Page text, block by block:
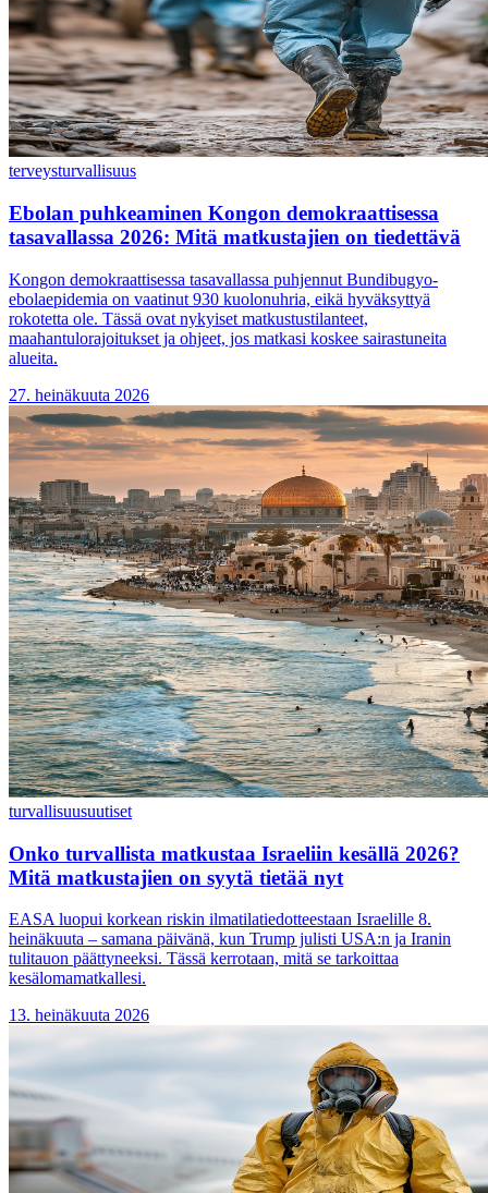
terveysturvallisuus
Ebolan puhkeaminen Kongon demokraattisessa
tasavallassa 2026: Mitä matkustajien on tiedettävä
Kongon demokraattisessa tasavallassa puhjennut Bundibugyo-
ebolaepidemia on vaatinut 930 kuolonuhria, eikä hyväksyttyä
rokotetta ole. Tässä ovat nykyiset matkustustilanteet,
maahantulorajoitukset ja ohjeet, jos matkasi koskee sairastuneita
alueita.
27. heinäkuuta 2026
turvallisuusuutiset
Onko turvallista matkustaa Israeliin kesällä 2026?
Mitä matkustajien on syytä tietää nyt
EASA luopui korkean riskin ilmatilatiedotteestaan Israelille 8.
heinäkuuta – samana päivänä, kun Trump julisti USA:n ja Iranin
tulitauon päättyneeksi. Tässä kerrotaan, mitä se tarkoittaa
kesälomamatkallesi.
13. heinäkuuta 2026